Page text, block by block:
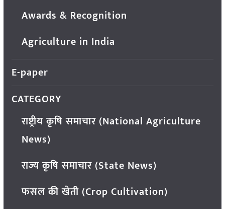
Awards & Recognition
Agriculture in India
E-paper
CATEGORY
राष्ट्रीय कृषि समाचार (National Agriculture
News)
राज्य कृषि समाचार (State News)
फसल की खेती (Crop Cultivation)